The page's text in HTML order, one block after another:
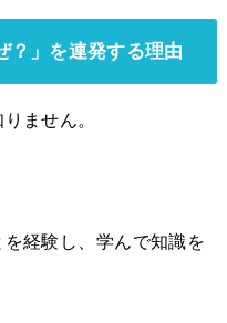
？」を連発する理由
ません。
経験し、学んで知識を